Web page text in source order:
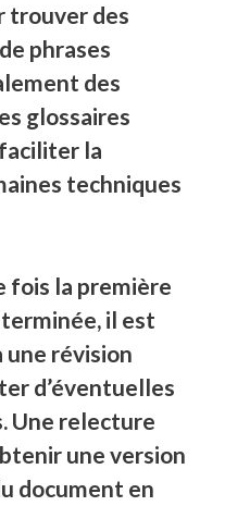
trouver des
phrases
des
glossaires
la
techniques
fois la première
il est
révision
d’éventuelles
Une relecture
une version
document en